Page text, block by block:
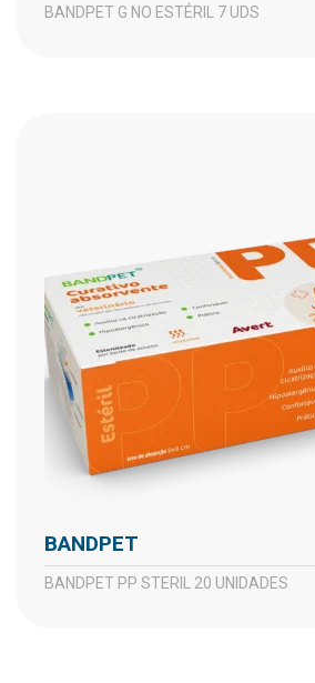
BANDPET G NO ESTÉRIL 7 UDS
BANDPET
BANDPET PP STERIL 20 UNIDADES